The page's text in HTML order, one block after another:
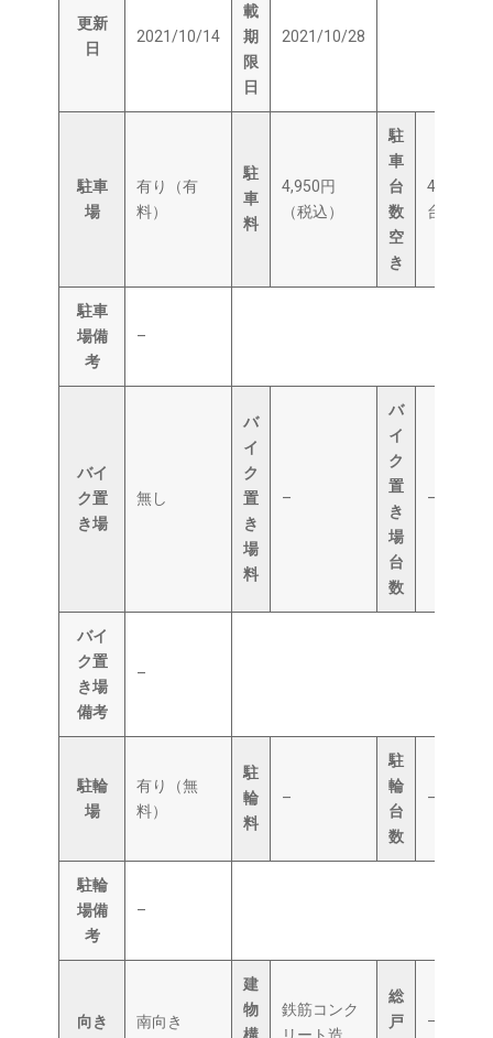
更新
日
2021/10/14
載
期
限
日
2021/10/28
駐車
場
有り（有
料）
駐
車
料
4,950円
（税込）
駐
車
台
数
空
き
41
台
駐車
場備
考
–
バイ
ク置
き場
無し
バ
イ
ク
置
き
場
料
–
バ
イ
ク
置
き
場
台
数
–
バイ
ク置
き場
備考
–
駐輪
場
有り（無
料）
駐
輪
料
–
駐
輪
台
数
–
駐輪
場備
考
–
向き 南向き
建
物
構
鉄筋コンク
リート造
総
戸
–